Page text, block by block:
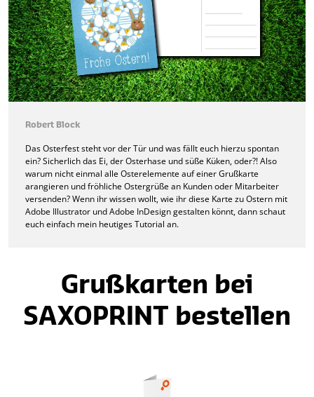
Robert Block
Das Osterfest steht vor der Tür und was fällt euch hierzu spontan
ein? Sicherlich das Ei, der Osterhase und süße Küken, oder?! Also
warum nicht einmal alle Osterelemente auf einer Grußkarte
arangieren und fröhliche Ostergrüße an Kunden oder Mitarbeiter
versenden? Wenn ihr wissen wollt, wie ihr diese Karte zu Ostern mit
Adobe Illustrator und Adobe InDesign gestalten könnt, dann schaut
euch einfach mein heutiges Tutorial an.
Grußkarten bei
SAXOPRINT bestellen